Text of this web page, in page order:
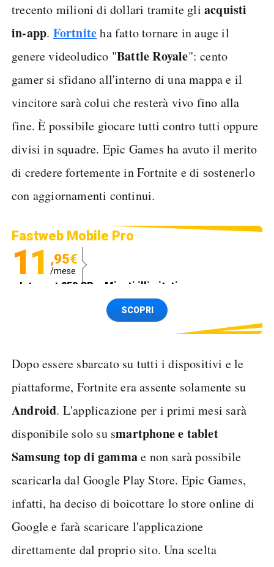
trecento milioni di dollari tramite gliacquisti
in-app. Fortniteha fatto tornare in auge il
genere videoludico "Battle Royale": cento
gamer si sfidano all'interno di una mappa e il
vincitore sarà colui che resterà vivo fino alla
fine. È possibile giocare tutti contro tutti oppure
divisi in squadre. Epic Games ha avuto il merito
di credere fortemente in Fortnite e di sostenerlo
con aggiornamenti continui.
Fastweb Mobile Pro
11 ,95€
/mese
Internet 250 GB e Minuti illimitati
Spedizione SIM GRATISSCOPRI
Dopo essere sbarcato su tutti i dispositivi e le
piattaforme, Fortnite era assente solamente su
Android. L'applicazione per i primi mesi sarà
disponibile solo su smartphone e tablet
Samsung top di gammae non sarà possibile
scaricarla dal Google Play Store. Epic Games,
infatti, ha deciso di boicottare lo store online di
Google e farà scaricare l'applicazione
direttamente dal proprio sito. Una scelta